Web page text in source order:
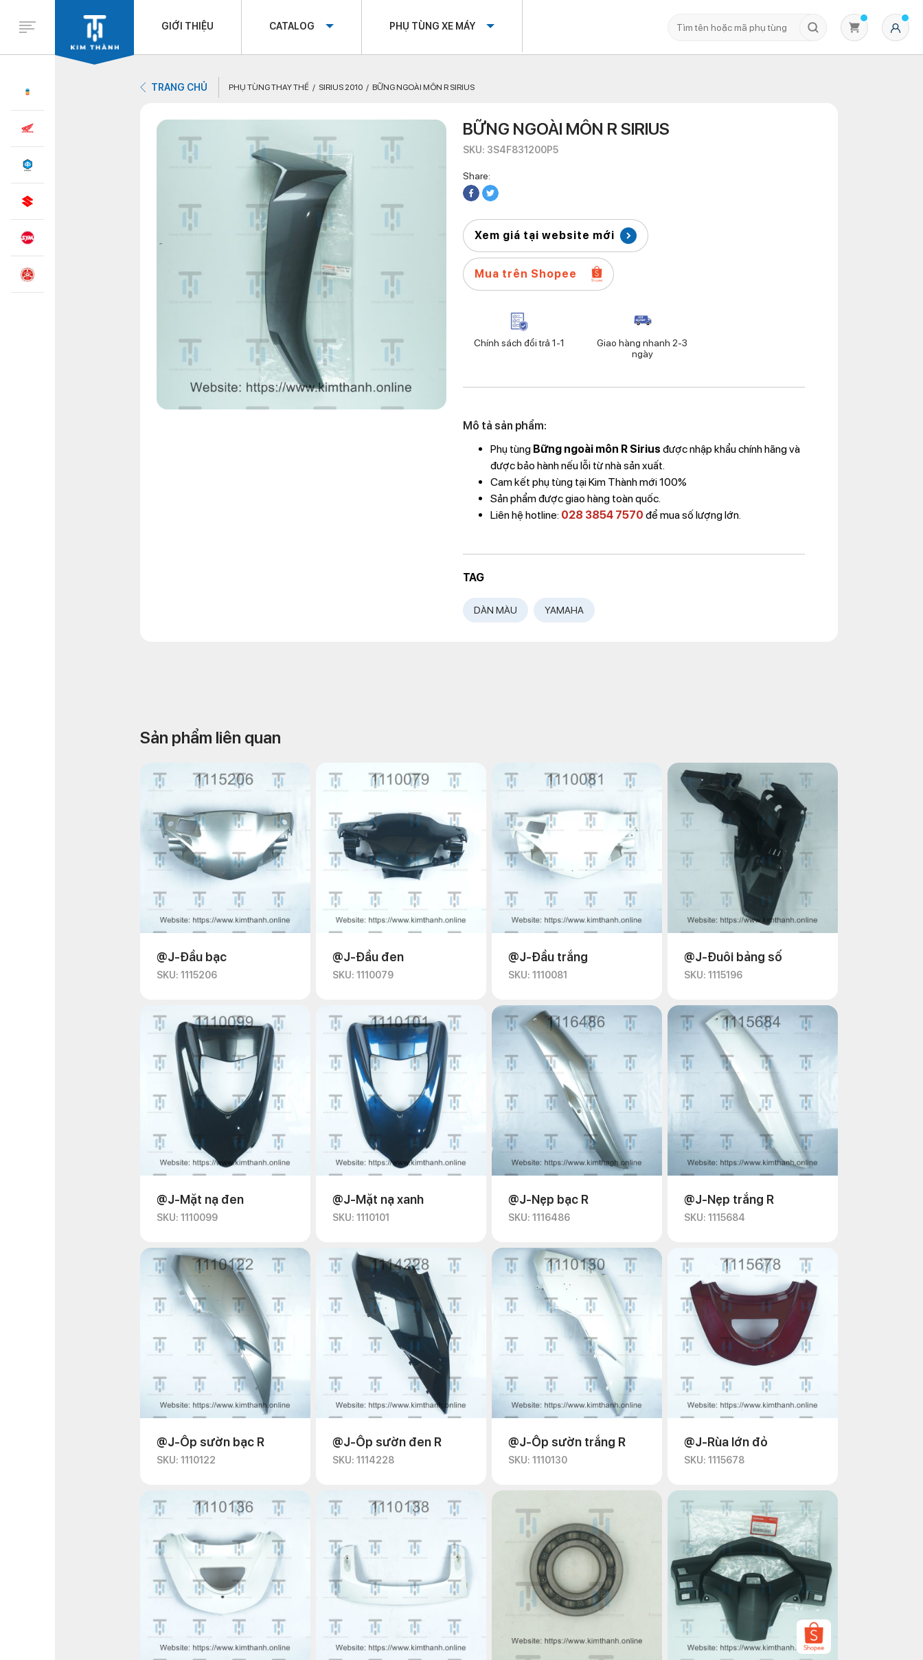
GIỚI THIỆU CATALOG PHỤ TÙNG XE MÁY
TRANG CHỦ PHỤ TÙNG THAY THẾ SIRIUS 2010 BỮNG NGOÀI MÔN R SIRIUS
BỮNG NGOÀI MÔN R SIRIUS
SKU: 3S4F831200P5
Share:
Xem giá tại website mới
Mua trên Shopee
Chính sách đổi trả 1-1
Giao hàng nhanh 2-3
ngày
Mô tả sản phẩm:
Phụ tùng Bững ngoài môn R Siriusđược nhập khẩu chính hãng và
được bảo hành nếu lỗi từ nhà sản xuất.
Cam kết phụ tùng tại Kim Thành mới 100%
Sản phẩm được giao hàng toàn quốc.
Liên hệ hotline: 028 3854 7570 để mua số lượng lớn.
TAG
DÀN MÀU YAMAHA
Sản phẩm liên quan
@J-Đầu bạc
SKU: 1115206
@J-Đầu đen
SKU: 1110079
@J-Đầu trắng
SKU: 1110081
@J-Đuôi bảng số
SKU: 1115196
@J-Mặt nạ đen
SKU: 1110099
@J-Mặt nạ xanh
SKU: 1110101
@J-Nẹp bạc R
SKU: 1116486
@J-Nẹp trắng R
SKU: 1115684
@J-Ốp sườn bạc R
SKU: 1110122
@J-Ốp sườn đen R
SKU: 1114228
@J-Ốp sườn trắng R
SKU: 1110130
@J-Rùa lớn đỏ
SKU: 1115678